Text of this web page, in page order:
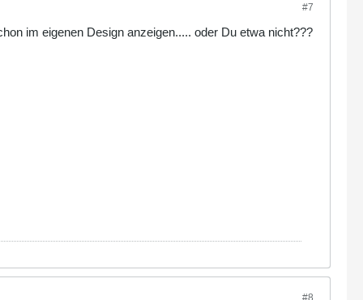
#7
im eigenen Design anzeigen..... oder Du etwa nicht???
#8